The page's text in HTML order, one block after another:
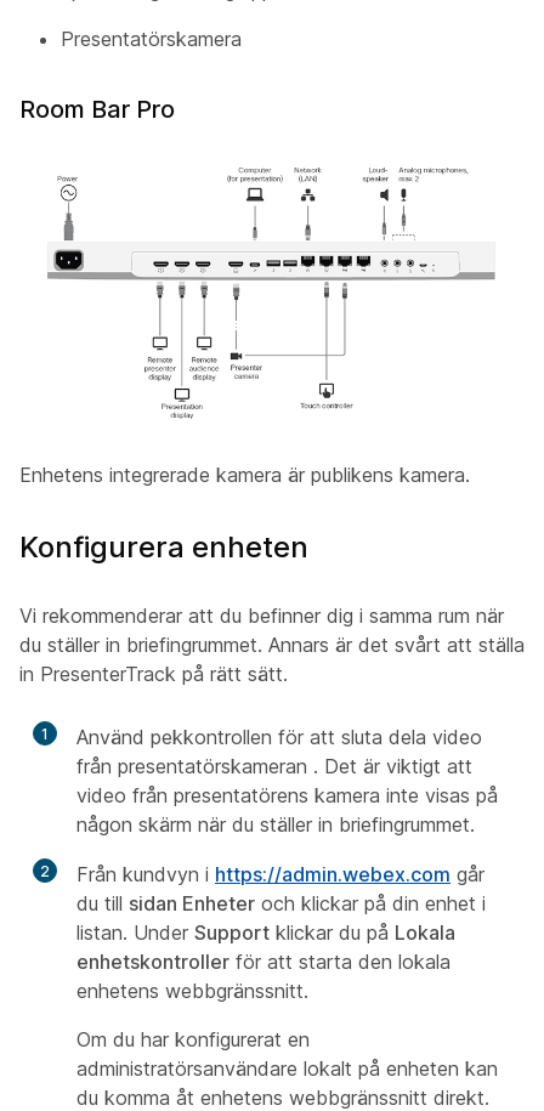
Presentatörskamera
Room Bar Pro
Enhetens integrerade kamera är publikens kamera.
Konfigurera enheten
Vi rekommenderar att du befinner dig i samma rum när
du ställer in briefingrummet. Annars är det svårt att ställa
in PresenterTrack på rätt sätt.
1
Använd pekkontrollen för att sluta dela video
från presentatörskameran . Det är viktigt att
video från presentatörens kamera inte visas på
någon skärm när du ställer in briefingrummet.
2 Från kundvyn i https:/​/​admin.webex.com går
du till sidan Enheter och klickar på din enhet i
listan. Under Support klickar du på Lokala
enhetskontroller för att starta den lokala
enhetens webbgränssnitt.
Om du har konfigurerat en
administratörsanvändare lokalt på enheten kan
du komma åt enhetens webbgränssnitt direkt.